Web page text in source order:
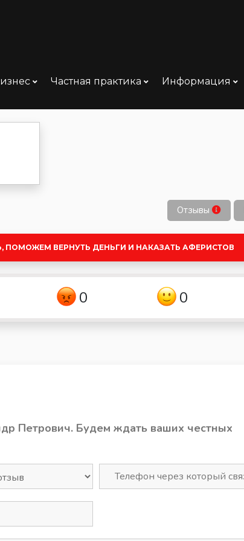
Частная практика Информация
Отзывы
ВЕРНУТЬ ДЕНЬГИ И НАКАЗАТЬ АФЕРИСТОВ
0 0
Петрович. Будем ждать ваших честных